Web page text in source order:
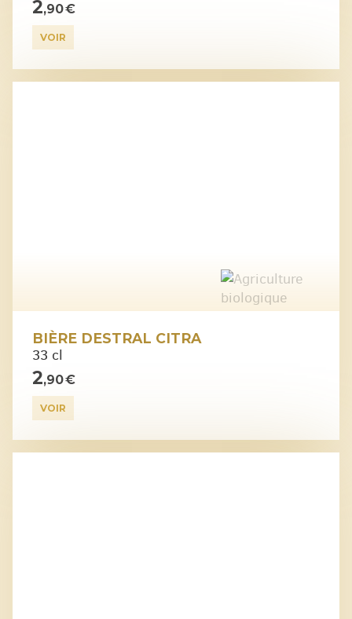
2,90 €
VOIR
BIÈRE DESTRAL CITRA
33 cl
2,90 €
VOIR